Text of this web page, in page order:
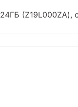
(Z19L000ZA),